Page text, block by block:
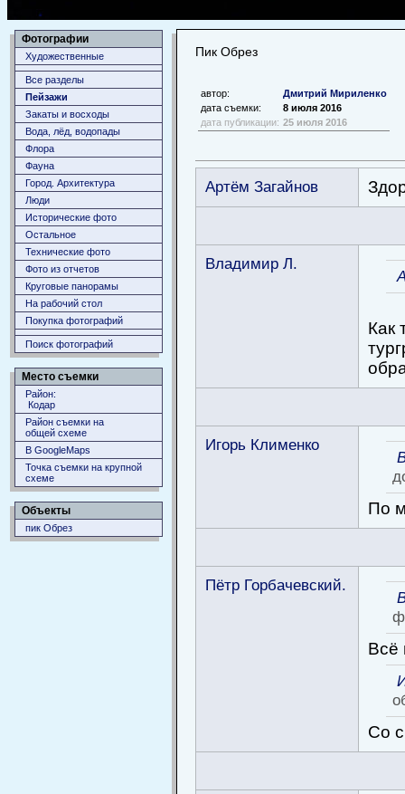
Фотографии
Художественные
Все разделы
Пейзажи
Закаты и восходы
Вода, лёд, водопады
Флора
Фауна
Город. Архитектура
Люди
Исторические фото
Остальное
Технические фото
Фото из отчетов
Круговые панорамы
На рабочий стол
Покупка фотографий
Поиск фотографий
Место съемки
Район:
Кодар
Район съемки на
общей схеме
В GoogleMaps
Точка съемки на крупной
схеме
Объекты
пик Обрез
Пик Обрез
автор:
Дмитрий Мириленко
дата съемки:
8 июля 2016
дата публикации: 25 июля 2016
Артём Загайнов
Владимир Л.
Как
Игорь Клименко
По
Пётр Горбачевский.
Всё
Со